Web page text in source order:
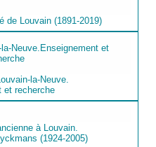
de Louvain (1891-2019)
la-Neuve.
et recherche
à Louvain.
(1924-2005)